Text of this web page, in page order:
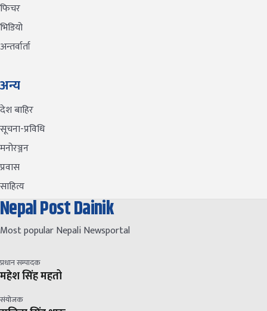
फिचर
भिडियो
अन्तर्वार्ता
अन्य
देश बाहिर
सूचना-प्रविधि
मनोरञ्जन
प्रवास
साहित्य
Nepal Post Dainik
Most popular Nepali Newsportal
प्रधान सम्पादक
महेश सिंह महतो
संयोजक